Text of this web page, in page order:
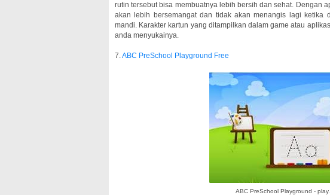
rutin tersebut bisa membuatnya lebih bersih dan sehat. Dengan
akan lebih bersemangat dan tidak akan menangis lagi ketika
mandi. Karakter kartun yang ditampilkan dalam game atau
anda menyukainya.
7.ABC PreSchool Playground Free
ABC PreSchool Playground -